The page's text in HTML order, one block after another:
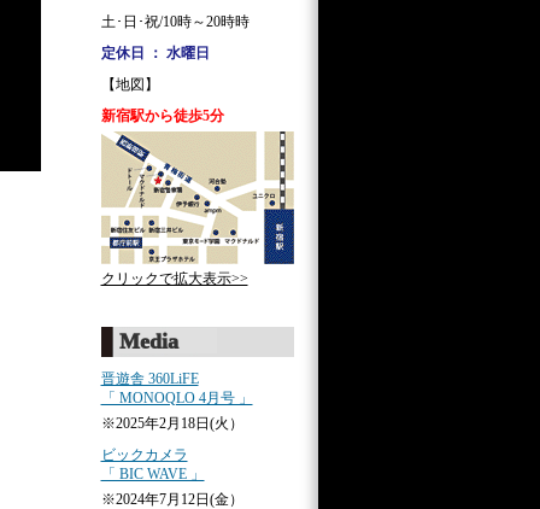
土･日･祝/10時～20時時
定休日 ： 水曜日
【地図】
新宿駅から徒歩5分
クリックで拡大表示>>
Media
晋遊舎 360LiFE
「 MONOQLO 4月号 」
※2025年2月18日(火）
ビックカメラ
「 BIC WAVE 」
※2024年7月12日(金）